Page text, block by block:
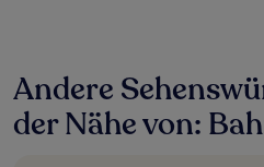
24 Stunden
für
einen
Andere
der Nähe von: